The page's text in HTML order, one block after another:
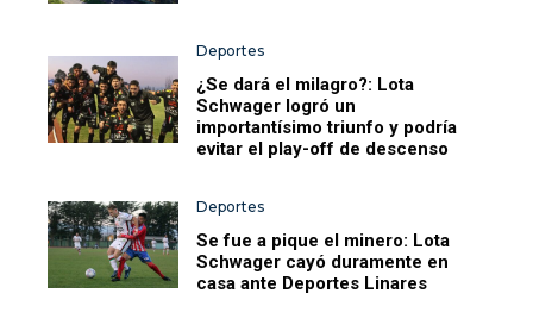
Deportes
¿Se dará el milagro?: Lota
Schwager logró un
importantísimo triunfo y podría
evitar el play-off de descenso
Deportes
Se fue a pique el minero: Lota
Schwager cayó duramente en
casa ante Deportes Linares